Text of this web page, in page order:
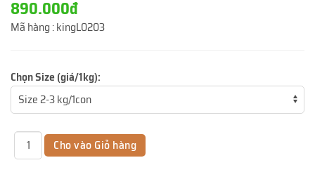
890.000đ
Mã hàng :kingL0203
Chọn Size (giá/1kg):